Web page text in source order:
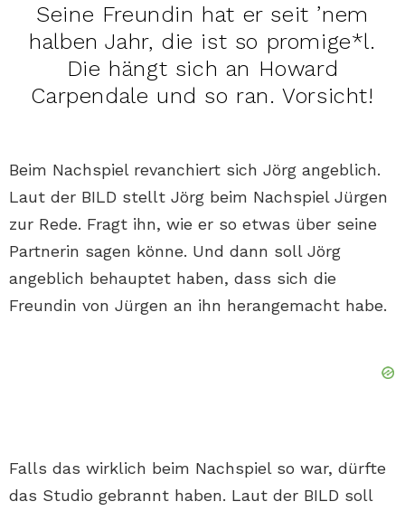
Seine Freundin hat er seit ’nem
halben Jahr, die ist so promige*l.
Die hängt sich an Howard
Carpendale und so ran. Vorsicht!
Beim Nachspiel revanchiert sich Jörg angeblich.
Laut der BILD stellt Jörg beim Nachspiel Jürgen
zur Rede. Fragt ihn, wie er so etwas über seine
Partnerin sagen könne. Und dann soll Jörg
angeblich behauptet haben, dass sich die
Freundin von Jürgen an ihn herangemacht habe.
Falls das wirklich beim Nachspiel so war, dürfte
das Studio gebrannt haben. Laut der BILD soll